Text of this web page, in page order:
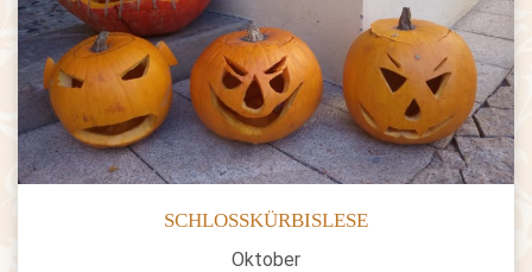
SCHLOSSKÜRBISLESE
Oktober